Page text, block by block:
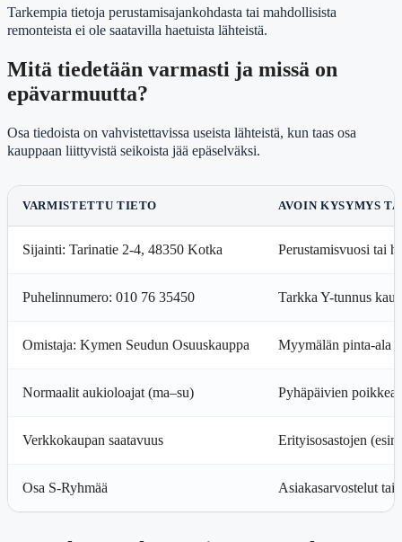
Tarkempia tietoja perustamisajankohdasta tai mahdollisista
remonteista ei ole saatavilla haetuista lähteistä.
Mitä tiedetään varmasti ja missä on
epävarmuutta?
Osa tiedoista on vahvistettavissa useista lähteistä, kun taas osa
kauppaan liittyvistä seikoista jää epäselväksi.
VARMISTETTU TIETO AVOIN KYSYMYS
Sijainti: Tarinatie 2-4, 48350 Kotka Perustamisvuosi tai
Puhelinnumero: 010 76 35450 Tarkka Y-tunnus
Omistaja: Kymen Seudun Osuuskauppa Myymälän pinta-ala
Normaalit aukioloajat (ma–su) Pyhäpäivien
Verkkokaupan saatavuus Erityisosastojen
Osa S-Ryhmää Asiakasarvostelut tai